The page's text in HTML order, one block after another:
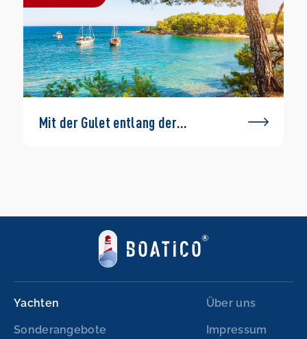
Mit der Gulet entlang der
Yachten
Sonderangebote
Über uns
Impressum